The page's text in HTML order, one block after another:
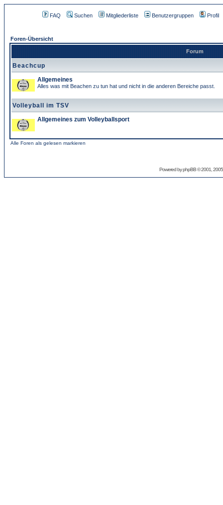
FAQ Suchen Mitgliederliste Benutzergruppen Profil
Foren-Übersicht
Forum
Beachcup
Allgemeines
Alles was mit Beachen zu tun hat und nicht in die anderen Bereiche passt.
Volleyball im TSV
Allgemeines zum Volleyballsport
Alle Foren als gelesen markieren
Powered byphpBB© 2001,